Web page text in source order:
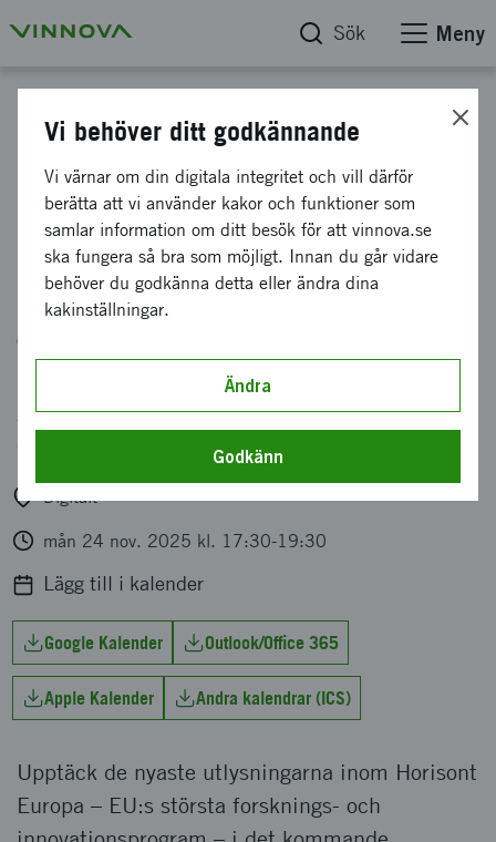
Sök Meny
Horisont Europa
Matchmaking event inom
Cirkulär gruvindustri och
råmaterial med Finland,
Tyskland och Kanada
Arrangör: Business Finland, Vinnova, ISED
Digitalt
mån 24 nov. 2025 kl. 17:30-19:30
Lägg till i kalender
Google Kalender Outlook/Office 365
Apple Kalender Andra kalendrar (ICS)
Upptäck de nyaste utlysningarna inom Horisont
Europa – EU:s största forsknings- och
Vi behöver ditt godkännande
Vi värnar om din digitala integritet och vill därför
berätta att vi använder kakor och funktioner som
samlar information om ditt besök för att vinnova.se
ska fungera så bra som möjligt. Innan du går vidare
behöver du godkänna detta eller ändra dina
kakinställningar.
Ändra
Godkänn